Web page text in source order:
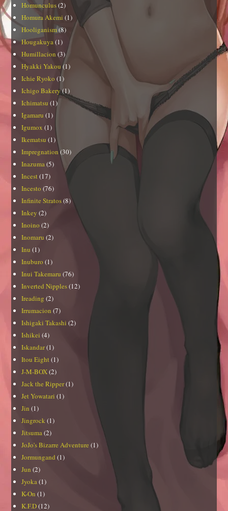
Homunculus(2)
Homura Akemi (1)
Hooliganism(8)
Hougakuya(1)
Humillacion (3)
Hyakki Yakou (1)
Ichie Ryoko (1)
Ichigo Bakery(1)
Ichimatsu (1)
Igamaru (1)
Igumox (1)
Ikematsu (1)
Impregnation(30)
Inazuma(5)
Incest (17)
Incesto (76)
Infinite Stratos(8)
Inkey (2)
Inoino (2)
Inomaru (2)
Inu (1)
Inuburo (1)
Inui Takemaru (76)
Inverted Nipples(12)
Ireading (2)
Irrumacion (7)
Ishigaki Takashi (2)
Ishikei (4)
Iskandar(1)
Itou Eight (1)
J-M-BOX(2)
Jack the Ripper(1)
Jet Yowatari (1)
Jin (1)
Jingrock (1)
Jitsuma(2)
JoJo's Bizarre Adventure (1)
Jormungand (1)
Jun (2)
Jyoka(1)
K-On (1)
K.F.D(12)